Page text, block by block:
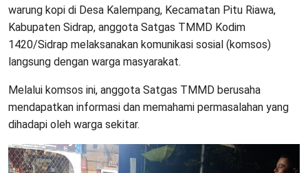
warung kopi di Desa Kalempang, Kecamatan Pitu Riawa,
Kabupaten Sidrap, anggota Satgas TMMD Kodim
1420/Sidrap melaksanakan komunikasi sosial (komsos)
langsung dengan warga masyarakat.
Melalui komsos ini, anggota Satgas TMMD berusaha
mendapatkan informasi dan memahami permasalahan yang
dihadapi oleh warga sekitar.